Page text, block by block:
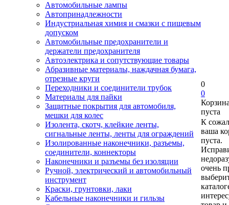
Автомобильные лампы
Автопринадлежности
Индустриальная химия и смазки с пищевым
допуском
Автомобильные предохранители и
держатели предохранителя
Автоэлектрика и сопутствующие товары
Абразивные материалы, наждачная бумага,
отрезные круги
Переходники и соединители трубок
Материалы для пайки
Защитные покрытия для автомобиля,
мешки для колес
Изолента, скотч, клейкие ленты,
сигнальные ленты, ленты для ограждений
Изолированные наконечники, разъемы,
соединители, коннекторы
Наконечники и разъемы без изоляции
Ручной, электрический и автомобильный
инструмент
Краски, грунтовки, лаки
Кабельные наконечники и гильзы
0
0
пуста
К
ваша
пуста.
очень